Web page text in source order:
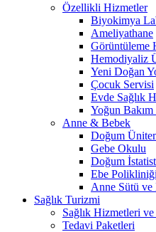
Özellikli Hizmetler
Biyokimya
Ameliyathane
Görüntüleme
Hemodiyaliz
Yeni Doğan
Çocuk Servisi
Evde Sağlık
Yoğun Bakım
Anne & Bebek
Doğum
Gebe Okulu
Doğum
Ebe Polikliniği
Anne Sütü ve
Sağlık Turizmi
Sağlık Hizmetleri
Tedavi Paketleri